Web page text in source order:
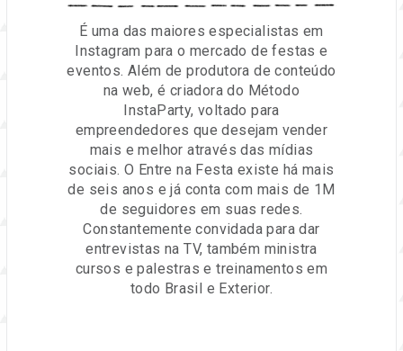
É uma das maiores especialistas em
Instagram para o mercado de festas e
eventos. Além de produtora de conteúdo
na web, é criadora do Método
InstaParty, voltado para
empreendedores que desejam vender
mais e melhor através das mídias
sociais. O Entre na Festa existe há mais
de seis anos e já conta com mais de 1M
de seguidores em suas redes.
Constantemente convidada para dar
entrevistas na TV, também ministra
cursos e palestras e treinamentos em
todo Brasil e Exterior.